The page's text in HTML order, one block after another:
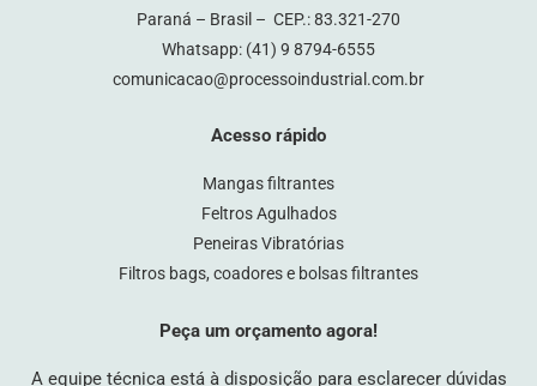
Paraná – Brasil – CEP.: 83.321-270
Whatsapp: (41) 9 8794-6555
comunicacao@processoindustrial.com.br
Acesso rápido
Mangas filtrantes
Feltros Agulhados
Peneiras Vibratórias
Filtros bags, coadores e bolsas filtrantes
Peça um orçamento agora!
A equipe técnica está à disposição para esclarecer dúvidas